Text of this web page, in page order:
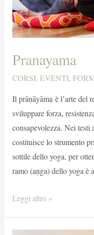
Pranayama
CORSI, EVENTI,
Il prāṇāyāma è l’arte del
sviluppare forza,
consapevolezza. Nei
costituisce lo strumento
sottile dello yoga, per
ramo (aṇga) dello yoga
Pranayama
Leggi altro »